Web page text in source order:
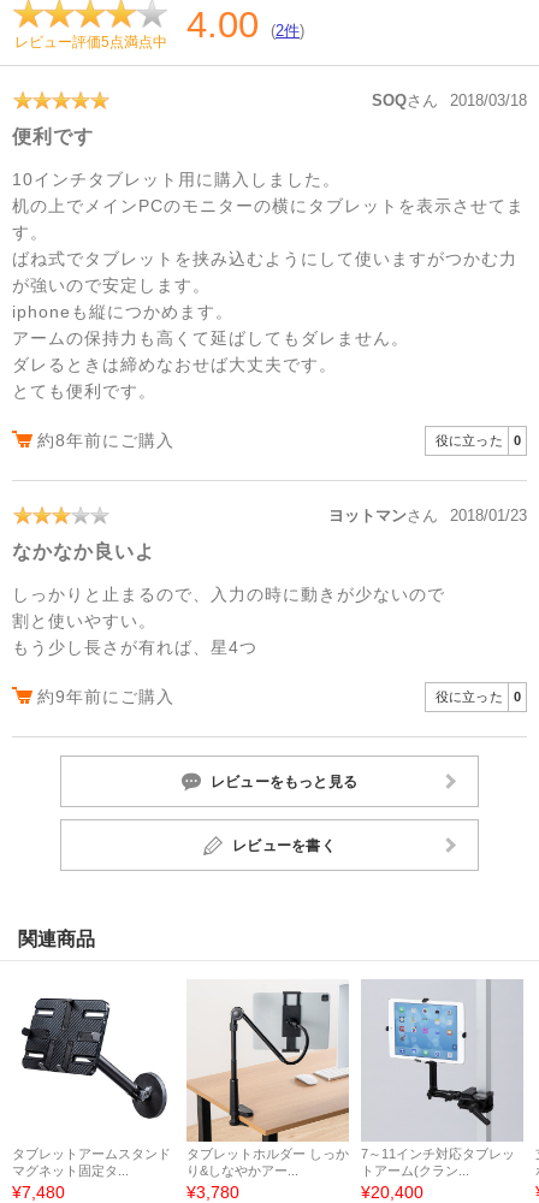
レビュー評価5点満点中 4.00 (2件)
SOQさん 2018/03/18
便利です
10インチタブレット用に購入しました。
机の上でメインPCのモニターの横にタブレットを表示させてま
す。
ばね式でタブレットを挟み込むようにして使いますがつかむ力
が強いので安定します。
iphoneも縦につかめます。
アームの保持力も高くて延ばしてもダレません。
ダレるときは締めなおせば大丈夫です。
とても便利です。
約8年前にご購入 役に立った 0
ヨットマンさん 2018/01/23
なかなか良いよ
しっかりと止まるので、入力の時に動きが少ないので
割と使いやすい。
もう少し長さが有れば、星4つ
約9年前にご購入 役に立った 0
レビューをもっと見る
レビューを書く
関連商品
タブレットアームスタンド
マグネット固定タ...
¥7,480
タブレットホルダー しっか
り&しなやかアー...
¥3,780
7～11インチ対応タブレッ
トアーム(クラン...
¥20,400